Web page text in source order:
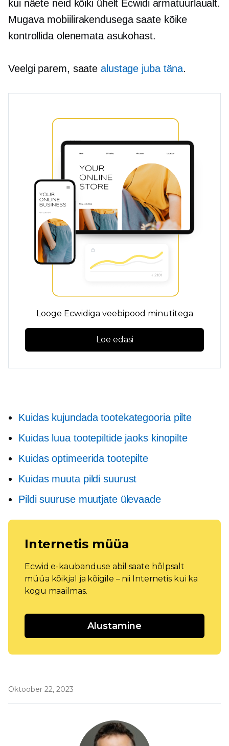
kui näete neid kõiki ühelt Ecwidi armatuurlaualt.
Mugava mobiilirakendusega saate kõike
kontrollida olenemata asukohast.
Veelgi parem, saate alustage juba täna.
Looge Ecwidiga veebipood minutitega
Loe edasi
Kuidas kujundada tootekategooria pilte
Kuidas luua tootepiltide jaoks kinopilte
Kuidas optimeerida tootepilte
Kuidas muuta pildi suurust
Pildi suuruse muutjate ülevaade
Internetis müüa
Ecwid e-kaubanduse abil saate hõlpsalt
müüa kõikjal ja kõigile – nii Internetis kui ka
kogu maailmas.
Alustamine
Oktoober 22, 2023